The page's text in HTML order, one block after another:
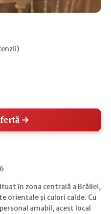
în zona centrală a Brăilei,
orientale și culori calde. Cu
amabil, acest local